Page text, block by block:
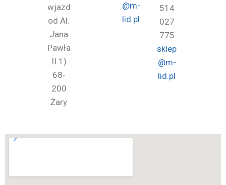
wjazd
od Al.
Jana
Pawła
II 1)
68-
200
Żary
@m-
lid.pl
514
027
775
sklep
@m-
lid.pl